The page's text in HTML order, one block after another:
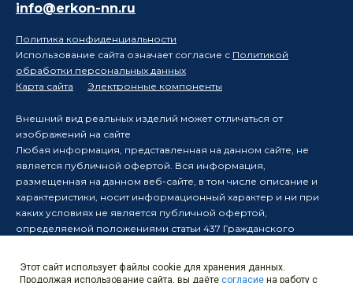
info@erkon-nn.ru
Политика конфиденциальности
Использование сайта означает согласие с Политикой
обработки персональных данных
Карта сайта
Электронные компоненты
Внешний вид реальных изделий может отличаться от
изображений на сайте
Любая информация, представленная на данном сайте, не
является публичной офертой. Вся информация,
размещенная на данном веб-сайте, в том числе описание и
характеристики, носит информационный характер и ни при
каких условиях не является публичной офертой,
определяемой положениями статьи 437 Гражданского
Производитель оставляет за собой право в одностороннем
порядке вносить изменения в информацию, размещенную на
Этот сайт использует файлы cookie для хранения данных.
Продолжая использование сайта, вы даёте согласие на работу с